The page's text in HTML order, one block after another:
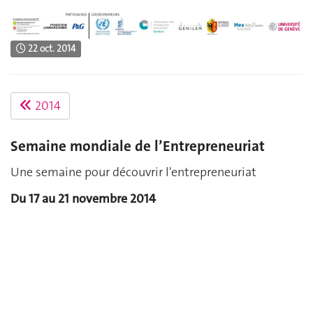
22 oct. 2014
2014
Semaine mondiale de l’Entrepreneuriat
Une semaine pour découvrir l'entrepreneuriat
Du 17 au 21 novembre 2014